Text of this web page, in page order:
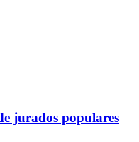
jurados populares